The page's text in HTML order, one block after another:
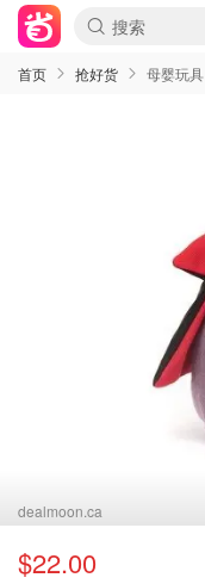
首页 抢好货 母婴玩具
dealmoon.ca
$22.00